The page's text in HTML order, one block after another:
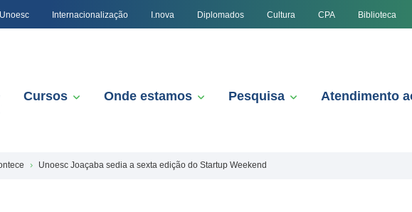
Internacionalização I.nova Diplomados Cultura CPA Biblioteca
Cursos Onde estamos Pesquisa Atendimento
Unoesc Joaçaba sedia a sexta edição do Startup Weekend